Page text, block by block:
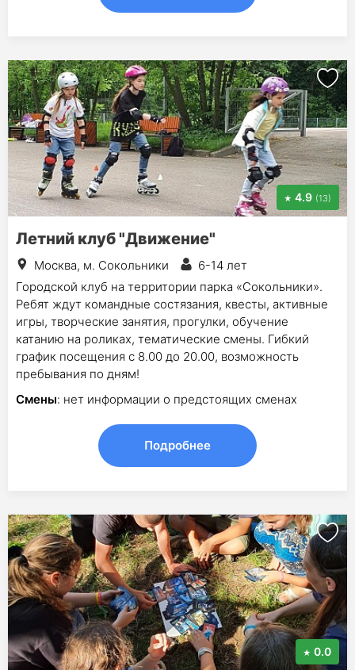
4.9 (13)
Летний клуб "Движение"
Москва, м. Сокольники
6-14 лет
Городской клуб на территории парка «Сокольники».
Ребят ждут командные состязания, квесты, активные
игры, творческие занятия, прогулки, обучение
катанию на роликах, тематические смены. Гибкий
график посещения с 8.00 до 20.00, возможность
пребывания по дням!
Смены: нет информации о предстоящих сменах
Подробнее
0.0